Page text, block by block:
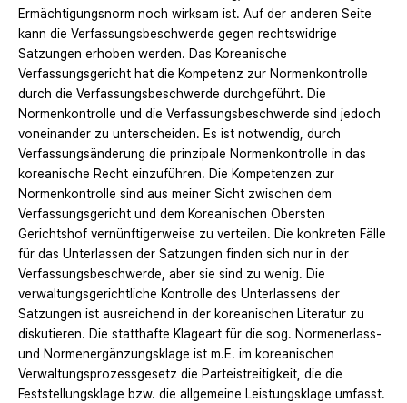
Ermächtigungsnorm noch wirksam ist. Auf der anderen Seite
kann die Verfassungsbeschwerde gegen rechtswidrige
Satzungen erhoben werden. Das Koreanische
Verfassungsgericht hat die Kompetenz zur Normenkontrolle
durch die Verfassungsbeschwerde durchgeführt. Die
Normenkontrolle und die Verfassungsbeschwerde sind jedoch
voneinander zu unterscheiden. Es ist notwendig, durch
Verfassungsänderung die prinzipale Normenkontrolle in das
koreanische Recht einzuführen. Die Kompetenzen zur
Normenkontrolle sind aus meiner Sicht zwischen dem
Verfassungsgericht und dem Koreanischen Obersten
Gerichtshof vernünftigerweise zu verteilen. Die konkreten Fälle
für das Unterlassen der Satzungen finden sich nur in der
Verfassungsbeschwerde, aber sie sind zu wenig. Die
verwaltungsgerichtliche Kontrolle des Unterlassens der
Satzungen ist ausreichend in der koreanischen Literatur zu
diskutieren. Die statthafte Klageart für die sog. Normenerlass-
und Normenergänzungsklage ist m.E. im koreanischen
Verwaltungsprozessgesetz die Parteistreitigkeit, die die
Feststellungsklage bzw. die allgemeine Leistungsklage umfasst.